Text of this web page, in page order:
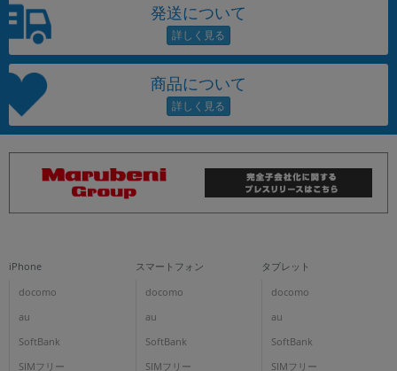
発送について
商品について
iPhone
docomo
au
SoftBank
SIMフリー
スマートフォン
docomo
au
SoftBank
SIMフリー
タブレット
docomo
au
SoftBank
SIMフリー